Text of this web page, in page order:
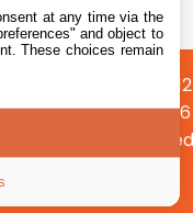
©
2026
at any time via the
and object to
These choices remain